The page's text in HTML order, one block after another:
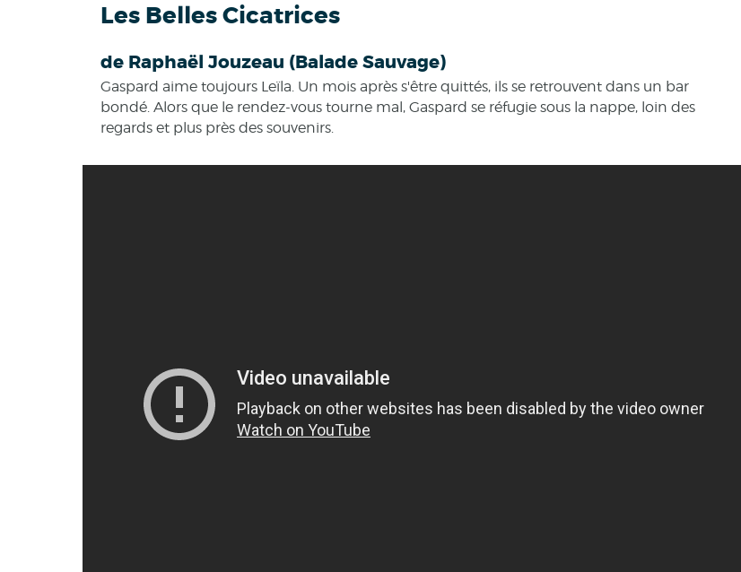
Les Belles Cicatrices
de Raphaël Jouzeau (Balade Sauvage)
Gaspard aime toujours Leïla. Un mois après s'être quittés, ils se retrouvent dans un bar
bondé. Alors que le rendez-vous tourne mal, Gaspard se réfugie sous la nappe, loin des
regards et plus près des souvenirs.